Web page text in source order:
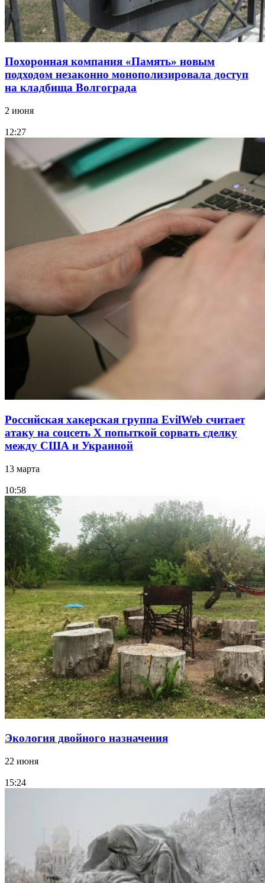
Похоронная компания «Память» новым
подходом незаконно монополизировала доступ
на кладбища Волгограда
2 июня
12:27
Российская хакерская группа EvilWeb считает
атаку на соцсеть Х попыткой сорвать сделку
между США и Украиной
13 марта
10:58
Экология двойного назначения
22 июня
15:24